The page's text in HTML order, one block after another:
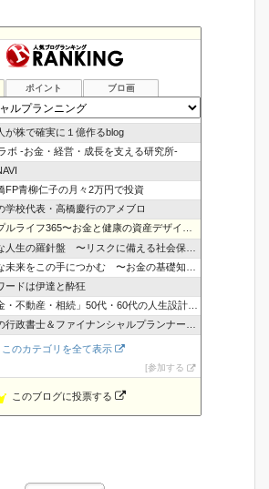
ポイント ブロ画
父さんになりたいな
の副業生活
が株で確実に１億作るblog
ボ -お金・経営・成長を支える研究所-
FP青柳仁子の月々2万円で投資
学校代表・高橋慶行のアメブロ
ルライフ365〜お金と健康の資産デザイン〜
人生の羅針盤 〜リスクに備える社会保障〜
未来をこの手につかむ 〜お金の基礎知識〜
ードは伊達と酔狂
・不動産・相続」50代・60代の人生設計をサポート
政書士＆ファイナンシャルプランナー小室寿明
００万円時代を生きるノウハウ
このカテゴリを全て表示
参加する
このブログに投票する